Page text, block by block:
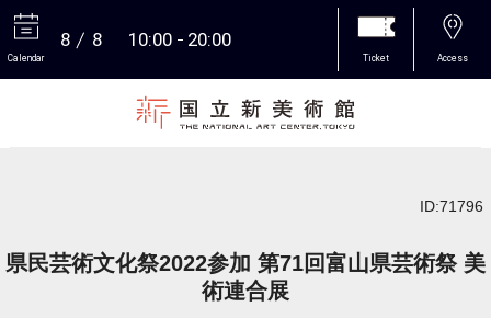
Calendar
8 8 10:00 20:00
Ticket Access
ID:71796
県民芸術文化祭2022参加 第71回富山県芸術祭 美
術連合展